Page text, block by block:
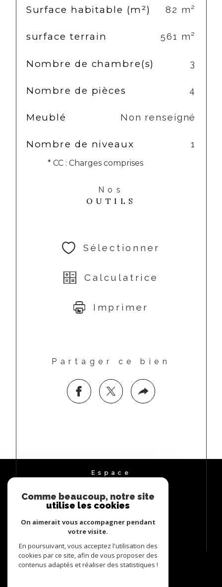
Surface habitable (m²) 82 m²
surface terrain 561 m²
Nombre de chambre(s) 3
Nombre de pièces 4
Meublé Non renseigné
Nombre de niveaux 1
* CC : Charges comprises
Nos
OUTILS
Sélectionner
Calculatrice
Imprimer
Partager ce bien
Espace
Se connecter
Comme beaucoup, notre site
utilise les cookies
On aimerait vous accompagner pendant
votre visite.
En poursuivant, vous acceptez l'utilisation des
cookies par ce site, afin de vous proposer des
contenus adaptés et réaliser des statistiques !